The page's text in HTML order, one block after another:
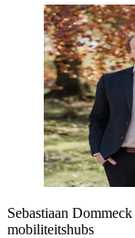
Sebastiaan Dommeck
mobiliteitshubs